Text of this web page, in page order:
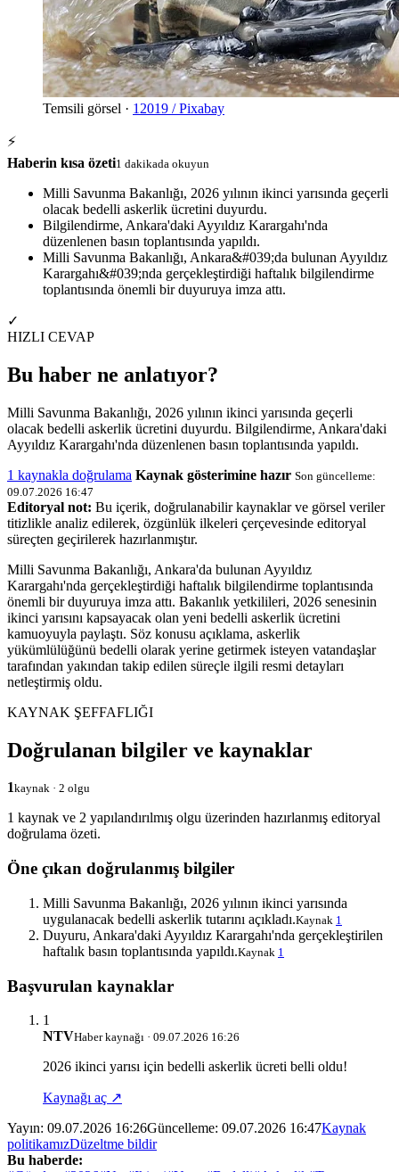
Temsili görsel · 12019 / Pixabay
⚡
Haberin kısa özeti1 dakikada okuyun
Milli Savunma Bakanlığı, 2026 yılının ikinci yarısında geçerli
olacak bedelli askerlik ücretini duyurdu.
Bilgilendirme, Ankara'daki Ayyıldız Karargahı'nda
düzenlenen basın toplantısında yapıldı.
Milli Savunma Bakanlığı, Ankara&#039;da bulunan Ayyıldız
Karargahı&#039;nda gerçekleştirdiği haftalık bilgilendirme
toplantısında önemli bir duyuruya imza attı.
✓
HIZLI CEVAP
Bu haber ne anlatıyor?
Milli Savunma Bakanlığı, 2026 yılının ikinci yarısında geçerli
olacak bedelli askerlik ücretini duyurdu. Bilgilendirme, Ankara'daki
Ayyıldız Karargahı'nda düzenlenen basın toplantısında yapıldı.
1 kaynakla doğrulama Kaynak gösterimine hazır Son güncelleme:
09.07.2026 16:47
Editoryal not: Bu içerik, doğrulanabilir kaynaklar ve görsel veriler
titizlikle analiz edilerek, özgünlük ilkeleri çerçevesinde editoryal
süreçten geçirilerek hazırlanmıştır.
Milli Savunma Bakanlığı, Ankara'da bulunan Ayyıldız
Karargahı'nda gerçekleştirdiği haftalık bilgilendirme toplantısında
önemli bir duyuruya imza attı. Bakanlık yetkilileri, 2026 senesinin
ikinci yarısını kapsayacak olan yeni bedelli askerlik ücretini
kamuoyuyla paylaştı. Söz konusu açıklama, askerlik
yükümlülüğünü bedelli olarak yerine getirmek isteyen vatandaşlar
tarafından yakından takip edilen süreçle ilgili resmi detayları
netleştirmiş oldu.
KAYNAK ŞEFFAFLIĞI
Doğrulanan bilgiler ve kaynaklar
1kaynak · 2 olgu
1 kaynak ve 2 yapılandırılmış olgu üzerinden hazırlanmış editoryal
doğrulama özeti.
Öne çıkan doğrulanmış bilgiler
Milli Savunma Bakanlığı, 2026 yılının ikinci yarısında
uygulanacak bedelli askerlik tutarını açıkladı.Kaynak 1
Duyuru, Ankara'daki Ayyıldız Karargahı'nda gerçekleştirilen
haftalık basın toplantısında yapıldı.Kaynak 1
Başvurulan kaynaklar
1
NTVHaber kaynağı · 09.07.2026 16:26
2026 ikinci yarısı için bedelli askerlik ücreti belli oldu!
Kaynağı aç ↗
Yayın: 09.07.2026 16:26Güncelleme: 09.07.2026 16:47Kaynak
politikamızDüzeltme bildir
Bu haberde: